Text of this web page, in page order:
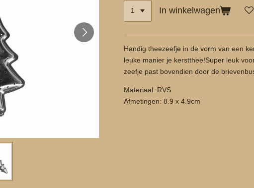
In winkelwagen
Handig theezeefje in de vorm van een
leuke manier je kerstthee!Super leuk
zeefje past bovendien door de
Materiaal: RVS
Afmetingen: 8.9 x 4.9cm